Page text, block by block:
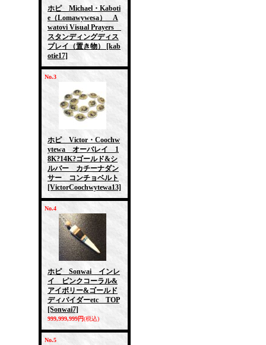
ホピ Michael・Kaboti
e（Lomawywesa） A
watovi Visual Prayers
スタンディングディス
プレイ（置き物）
[kab
otie17]
No.3
ホピ Victor・Coochw
ytewa オーバレイ 1
8K?14K?ゴールド&シ
ルバー カチーナダン
サー コンチョベルト
[VictorCoochwytewa13]
No.4
ホピ Sonwai インレ
イ ピンクコーラル&
アイボリー&ゴールド
ディバイダーetc TOP
[Sonwai7]
999,999,999円(税込)
No.5